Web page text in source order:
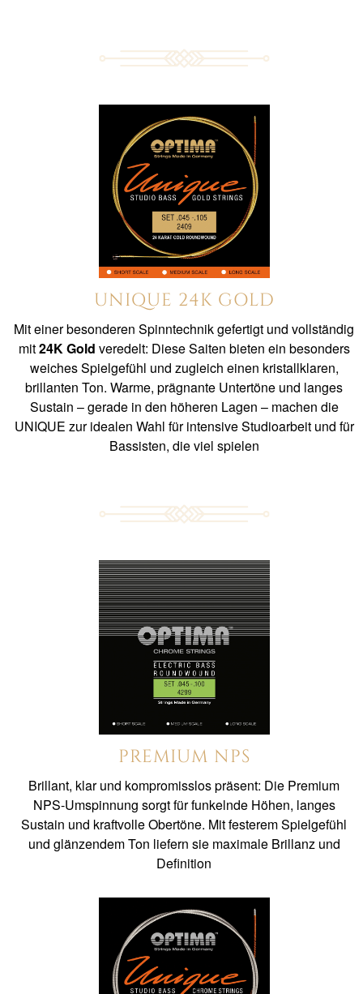
UNIQUE 24K GOLD
Mit einer besonderen Spinntechnik gefertigt und vollständig
mit24K Gold veredelt: Diese Saiten bieten ein besonders
weiches Spielgefühl und zugleich einen kristallklaren,
brillanten Ton. Warme, prägnante Untertöne und langes
Sustain – gerade in den höheren Lagen – machen die
UNIQUE zur idealen Wahl für intensive Studioarbeit und für
Bassisten, die viel spielen
PREMIUM NPS
Brillant, klar und kompromisslos präsent: Die Premium
NPS-Umspinnung sorgt für funkelnde Höhen, langes
Sustain und kraftvolle Obertöne. Mit festerem Spielgefühl
und glänzendem Ton liefern sie maximale Brillanz und
Definition